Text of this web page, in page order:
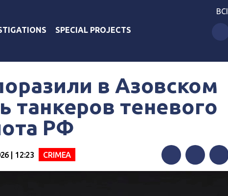
SPECIAL PROJECTS
BCI
в Азовском
танкеров теневого
РФ
| 12:23 CRIMEA